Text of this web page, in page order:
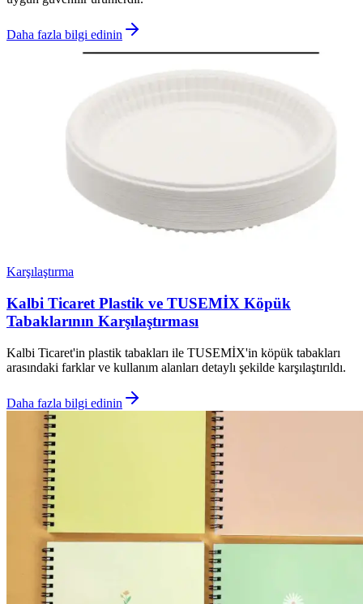
Daha fazla bilgi edinin
Karşılaştırma
Kalbi Ticaret Plastik ve TUSEMİX Köpük
Tabaklarının Karşılaştırması
Kalbi Ticaret'in plastik tabakları ile TUSEMİX'in köpük tabakları
arasındaki farklar ve kullanım alanları detaylı şekilde karşılaştırıldı.
Daha fazla bilgi edinin